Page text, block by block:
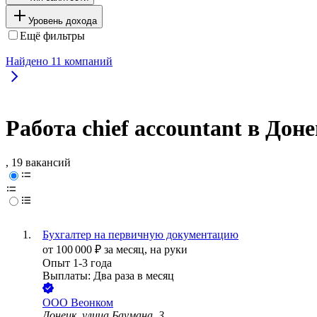
Уровень дохода
Ещё фильтры
Найдено 11 компаний
Работа chief accountant в
, 19 вакансий
Бухгалтер на первичную документацию
от 100 000 ₽ за месяц, на руки
Опыт 1-3 года
Выплаты: Два раза в месяц
ООО Веонком